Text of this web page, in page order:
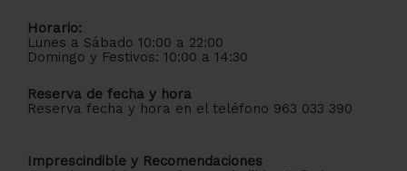
Horario:
Lunes a Sábado 10:00 a 22:00
Domingo y Festivos: 10:00 a 14:30
Reserva de fecha y hora
Reserva fecha y hora en el teléfono 963 033 390
Imprescindible y Recomendaciones